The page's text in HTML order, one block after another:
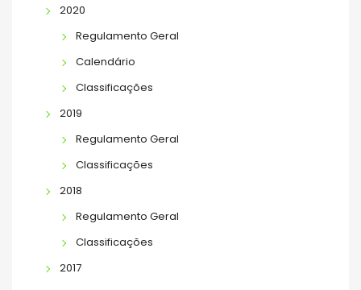
2020
Regulamento Geral
Calendário
Classificações
2019
Regulamento Geral
Classificações
2018
Regulamento Geral
Classificações
2017